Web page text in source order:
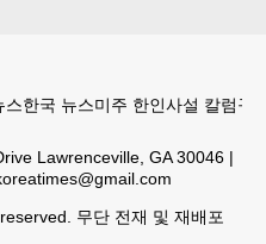
스한국 뉴스미주 한인사설 칼럼구
Lawrenceville, GA 30046 |
무단 전재 및 재배포